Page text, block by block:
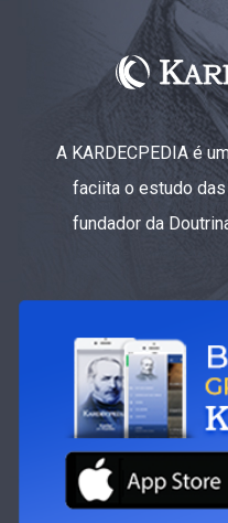
A KARDECPEDIA é
faciita o estudo
fundador da